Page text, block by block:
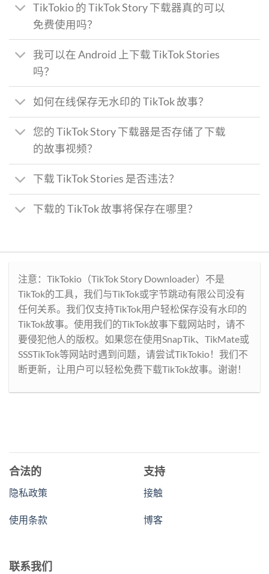
TikTokio 的 TikTok Story 下载器真的可以
免费使用吗？
我可以在 Android 上下载 TikTok Stories
吗？
如何在线保存无水印的 TikTok 故事？
您的 TikTok Story 下载器是否存储了下载
的故事视频？
下载 TikTok Stories 是否违法？
下载的 TikTok 故事将保存在哪里？
注意：TikTokio（TikTok Story Downloader）不是
TikTok的工具，我们与TikTok或字节跳动有限公司没有
任何关系。我们仅支持TikTok用户轻松保存没有水印的
TikTok故事。使用我们的TikTok故事下载网站时，请不
要侵犯他人的版权。如果您在使用SnapTik、TikMate或
SSSTikTok等网站时遇到问题，请尝试TikTokio！我们不
断更新，让用户可以轻松免费下载TikTok故事。谢谢！
合法的
隐私政策
使用条款
支持
接触
博客
联系我们